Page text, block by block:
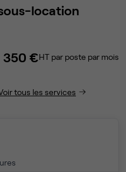
location
350 €HT par poste par mois
tous les services